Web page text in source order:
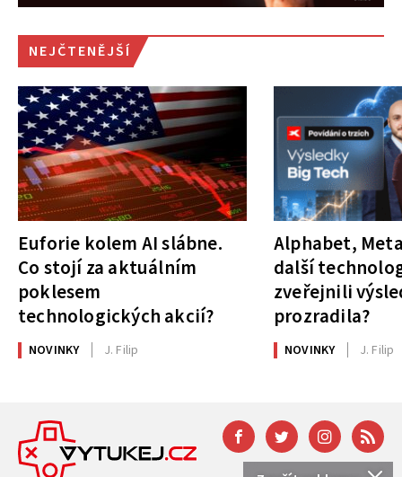
NEJČTENĚJŠÍ
Euforie kolem AI slábne.
Co stojí za aktuálním
poklesem
technologických akcií?
NOVINKY J. Filip
Alphabet,
další
zveřejnili
prozradila?
NOVINKY J. Filip